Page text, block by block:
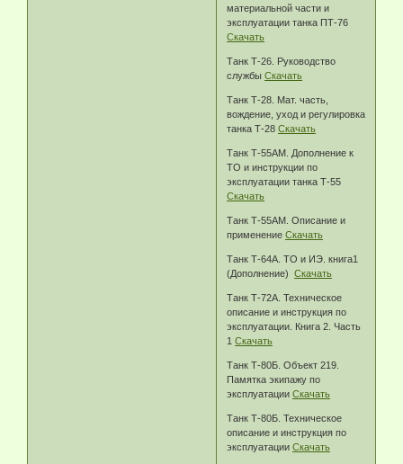
материальной части и
эксплуатации танка ПТ-76
Скачать
Танк Т-26. Руководство
службыСкачать
Танк Т-28. Мат. часть,
вождение, уход и регулировка
танка Т-28Скачать
Танк Т-55АМ. Дополнение к
ТО и инструкции по
эксплуатации танка Т-55
Скачать
Танк Т-55АМ. Описание и
применениеСкачать
Танк Т-64А. ТО и ИЭ. книга1
(Дополнение)Скачать
Танк Т-72А. Техническое
описание и инструкция по
эксплуатации. Книга 2. Часть
1Скачать
Танк Т-80Б. Объект 219.
Памятка экипажу по
эксплуатацииСкачать
Танк Т-80Б. Техническое
описание и инструкция по
эксплуатацииСкачать